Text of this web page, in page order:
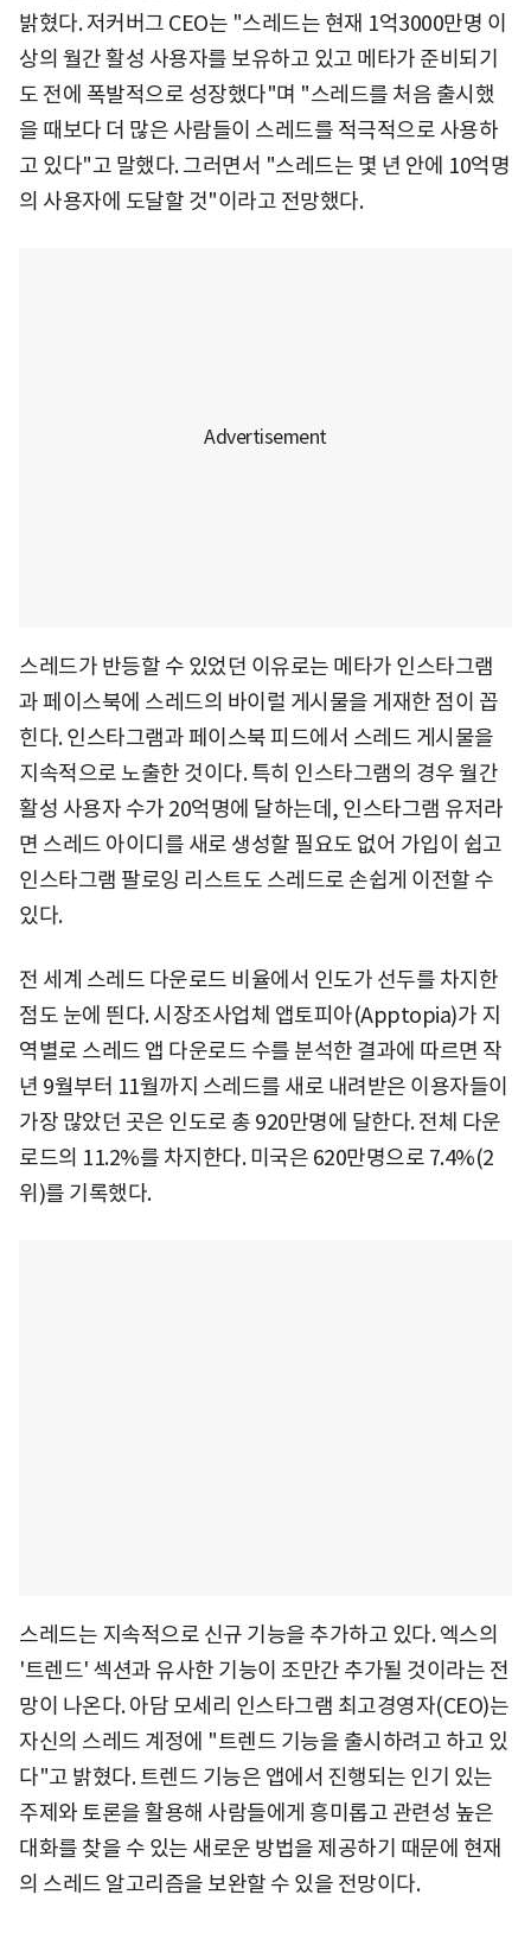
밝혔다. 저커버그 CEO는 "스레드는 현재 1억3000만명 이
상의 월간 활성 사용자를 보유하고 있고 메타가 준비되기
도 전에 폭발적으로 성장했다"며 "스레드를 처음 출시했
을 때보다 더 많은 사람들이 스레드를 적극적으로 사용하
고 있다"고 말했다. 그러면서 "스레드는 몇 년 안에 10억명
의 사용자에 도달할 것"이라고 전망했다.
스레드가 반등할 수 있었던 이유로는 메타가 인스타그램
과 페이스북에 스레드의 바이럴 게시물을 게재한 점이 꼽
힌다. 인스타그램과 페이스북 피드에서 스레드 게시물을
지속적으로 노출한 것이다. 특히 인스타그램의 경우 월간
활성 사용자 수가 20억명에 달하는데, 인스타그램 유저라
면 스레드 아이디를 새로 생성할 필요도 없어 가입이 쉽고
인스타그램 팔로잉 리스트도 스레드로 손쉽게 이전할 수
있다.
전 세계 스레드 다운로드 비율에서 인도가 선두를 차지한
점도 눈에 띈다. 시장조사업체 앱토피아(Apptopia)가 지
역별로 스레드 앱 다운로드 수를 분석한 결과에 따르면 작
년 9월부터 11월까지 스레드를 새로 내려받은 이용자들이
가장 많았던 곳은 인도로 총 920만명에 달한다. 전체 다운
로드의 11.2%를 차지한다. 미국은 620만명으로 7.4%(2
위)를 기록했다.
스레드는 지속적으로 신규 기능을 추가하고 있다. 엑스의
'트렌드' 섹션과 유사한 기능이 조만간 추가될 것이라는 전
망이 나온다. 아담 모세리 인스타그램 최고경영자(CEO)는
자신의 스레드 계정에 "트렌드 기능을 출시하려고 하고 있
다"고 밝혔다. 트렌드 기능은 앱에서 진행되는 인기 있는
주제와 토론을 활용해 사람들에게 흥미롭고 관련성 높은
대화를 찾을 수 있는 새로운 방법을 제공하기 때문에 현재
의 스레드 알고리즘을 보완할 수 있을 전망이다.